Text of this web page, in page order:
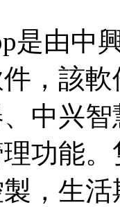
是由中
，該
中兴
功能
，生